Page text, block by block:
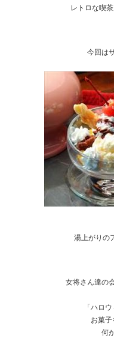
レトロな喫
今回は
湯上がりの
女将さん達の
「ハロ
お菓子
何